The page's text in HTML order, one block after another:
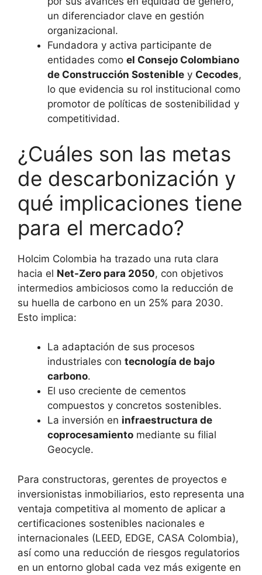
un diferenciador clave en gestión
organizacional.
Fundadora y activa participante de
entidades como el Consejo Colombiano
de Construcción Sostenible y Cecodes,
lo que evidencia su rol institucional como
promotor de políticas de sostenibilidad y
competitividad.
¿Cuáles son las metas
de descarbonización y
qué implicaciones tiene
para el mercado?
Holcim Colombia ha trazado una ruta clara
hacia el Net-Zero para 2050, con objetivos
intermedios ambiciosos como la reducción de
su huella de carbono en un 25% para 2030.
Esto implica:
La adaptación de sus procesos
industriales con tecnología de bajo
carbono.
El uso creciente de cementos
compuestos y concretos sostenibles.
La inversión en infraestructura de
coprocesamiento mediante su filial
Geocycle.
Para constructoras, gerentes de proyectos e
inversionistas inmobiliarios, esto representa una
ventaja competitiva al momento de aplicar a
certificaciones sostenibles nacionales e
internacionales (LEED, EDGE, CASA Colombia),
así como una reducción de riesgos regulatorios
en un entorno global cada vez más exigente en